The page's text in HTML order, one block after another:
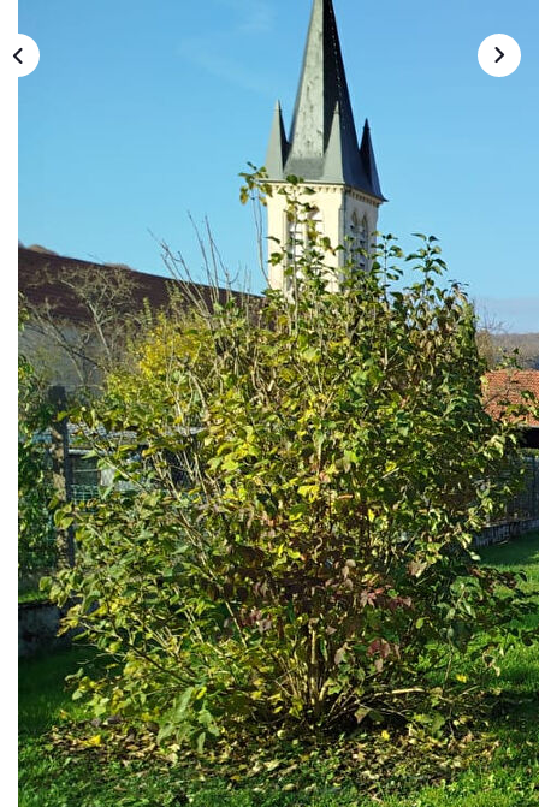
Description
Réf : 1029
Maison de village beau potentiel à conforter de 105 m2
avec jardin clos et arboré de + de 1400 m2 comprenant
une entrée, une grande cuisine , un séjour, deux belles
chambres, une salle de bain, combles aménageables avec
belle hauteur sous toiture, un garage, une cour et ce
magnifique jardin avec une dépendance.
Ne tardez pas appelez moi pour fixer une date de visite.
Pascale Lamblard
Les Agents Logia Metz